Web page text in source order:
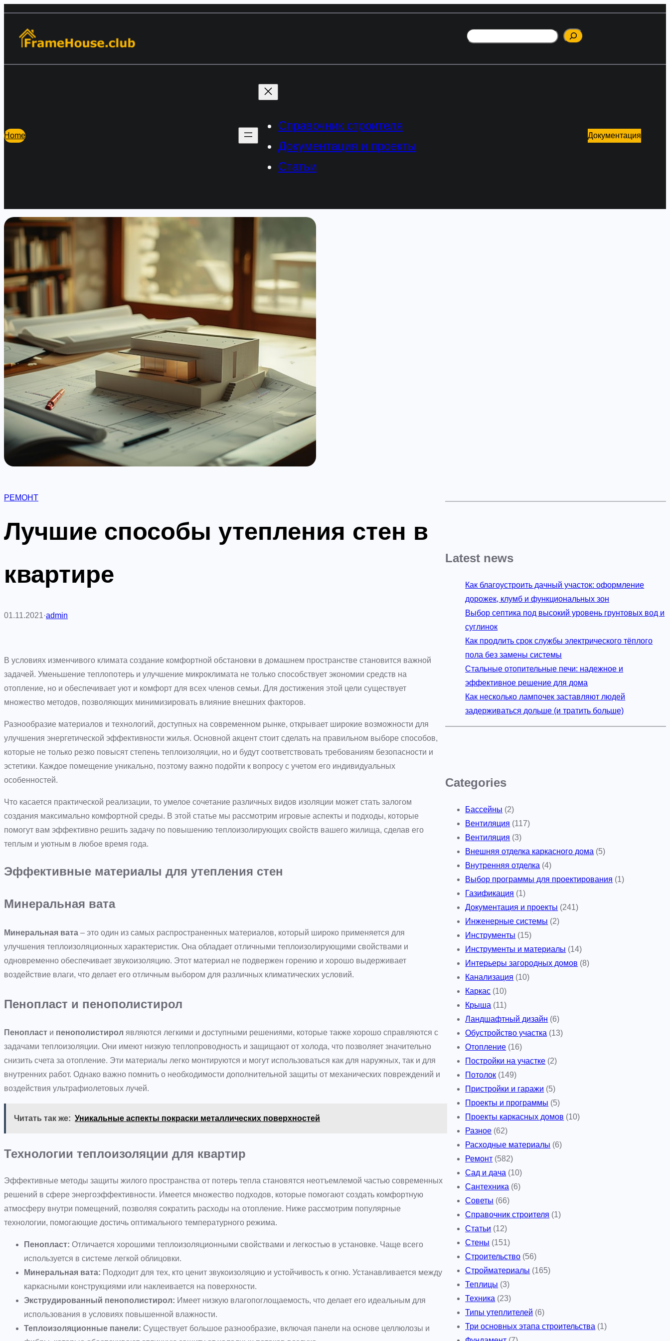
содержимому
Поиск
Home
Справочник строителя
Документация и проекты
Статьи
Документация
РЕМОНТ
Лучшие способы утепления стен в
квартире
01.11.2021·admin
В условиях изменчивого климата создание комфортной обстановки в домашнем пространстве становится важной
задачей. Уменьшение теплопотерь и улучшение микроклимата не только способствует экономии средств на
отопление, но и обеспечивает уют и комфорт для всех членов семьи. Для достижения этой цели существует
множество методов, позволяющих минимизировать влияние внешних факторов.
Разнообразие материалов и технологий, доступных на современном рынке, открывает широкие возможности для
улучшения энергетической эффективности жилья. Основной акцент стоит сделать на правильном выборе способов,
которые не только резко повысят степень теплоизоляции, но и будут соответствовать требованиям безопасности и
эстетики. Каждое помещение уникально, поэтому важно подойти к вопросу с учетом его индивидуальных
особенностей.
Что касается практической реализации, то умелое сочетание различных видов изоляции может стать залогом
создания максимально комфортной среды. В этой статье мы рассмотрим игровые аспекты и подходы, которые
помогут вам эффективно решить задачу по повышению теплоизолирующих свойств вашего жилища, сделав его
теплым и уютным в любое время года.
Эффективные материалы для утепления стен
Минеральная вата
Минеральная вата – это один из самых распространенных материалов, который широко применяется для
улучшения теплоизоляционных характеристик. Она обладает отличными теплоизолирующими свойствами и
одновременно обеспечивает звукоизоляцию. Этот материал не подвержен горению и хорошо выдерживает
воздействие влаги, что делает его отличным выбором для различных климатических условий.
Пенопласт и пенополистирол
Пенопласт и пенополистирол являются легкими и доступными решениями, которые также хорошо справляются с
задачами теплоизоляции. Они имеют низкую теплопроводность и защищают от холода, что позволяет значительно
снизить счета за отопление. Эти материалы легко монтируются и могут использоваться как для наружных, так и для
внутренних работ. Однако важно помнить о необходимости дополнительной защиты от механических повреждений и
воздействия ультрафиолетовых лучей.
Читать так же: Уникальные аспекты покраски металлических поверхностей
Технологии теплоизоляции для квартир
Эффективные методы защиты жилого пространства от потерь тепла становятся неотъемлемой частью современных
решений в сфере энергоэффективности. Имеется множество подходов, которые помогают создать комфортную
атмосферу внутри помещений, позволяя сократить расходы на отопление. Ниже рассмотрим популярные
технологии, помогающие достичь оптимального температурного режима.
Пенопласт: Отличается хорошими теплоизоляционными свойствами и легкостью в установке. Чаще всего
используется в системе легкой облицовки.
Минеральная вата: Подходит для тех, кто ценит звукоизоляцию и устойчивость к огню. Устанавливается между
каркасными конструкциями или наклеивается на поверхности.
Экструдированный пенополистирол: Имеет низкую влагопоглощаемость, что делает его идеальным для
использования в условиях повышенной влажности.
Теплоизоляционные панели: Существует большое разнообразие, включая панели на основе целлюлозы и
Latest news
Как благоустроить дачный участок: оформление
дорожек, клумб и функциональных зон
Выбор септика под высокий уровень грунтовых вод и
суглинок
Как продлить срок службы электрического тёплого
пола без замены системы
Стальные отопительные печи: надежное и
эффективное решение для дома
Как несколько лампочек заставляют людей
задерживаться дольше (и тратить больше)
Categories
Бассейны (2)
Вентиляция (117)
Вентиляция (3)
Внешняя отделка каркасного дома (5)
Внутренняя отделка (4)
Выбор программы для проектирования (1)
Газификация (1)
Документация и проекты (241)
Инженерные системы (2)
Инструменты (15)
Инструменты и материалы (14)
Интерьеры загородных домов (8)
Канализация (10)
Каркас (10)
Крыша (11)
Ландшафтный дизайн (6)
Обустройство участка (13)
Отопление (16)
Постройки на участке (2)
Потолок (149)
Пристройки и гаражи (5)
Проекты и программы (5)
Проекты каркасных домов (10)
Разное (62)
Расходные материалы (6)
Ремонт (582)
Сад и дача (10)
Сантехника (6)
Советы (66)
Справочник строителя (1)
Статьи (12)
Стены (151)
Строительство (56)
Стройматериалы (165)
Теплицы (3)
Техника (23)
Типы утеплителей (6)
Три основных этапа строительства (1)